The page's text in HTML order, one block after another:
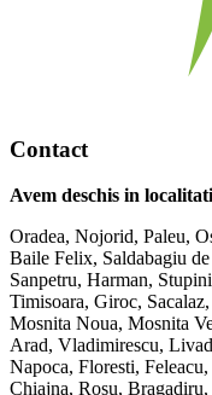
Contact
Avem deschis in
Oradea, Nojorid, Paleu,
Baile Felix, Saldabagiu
Sanpetru, Harman,
Timisoara, Giroc,
Mosnita Noua, Mosnita
Arad, Vladimirescu,
Napoca, Floresti,
Chiajna, Roșu,